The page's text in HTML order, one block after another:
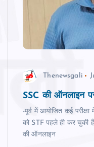
Thenewsgali
SSC की ऑनलाइन
-पूर्व में आयोजित कई
को STF पहले ही कर चुकी है
की ऑनलाइन